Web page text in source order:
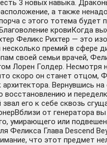
3 новых навыка.
а также
с этого тотема будет
кровиКогда
Феликс Рихтер — это
премий в сфере
своей семьи врачей,
Лорен Голдер. Несмотря
скоро он станет отцом,
Вернувшись
и
его к себе сквозь
от генератора
умирающего или
Феликса Глава Descend
что этот предмет